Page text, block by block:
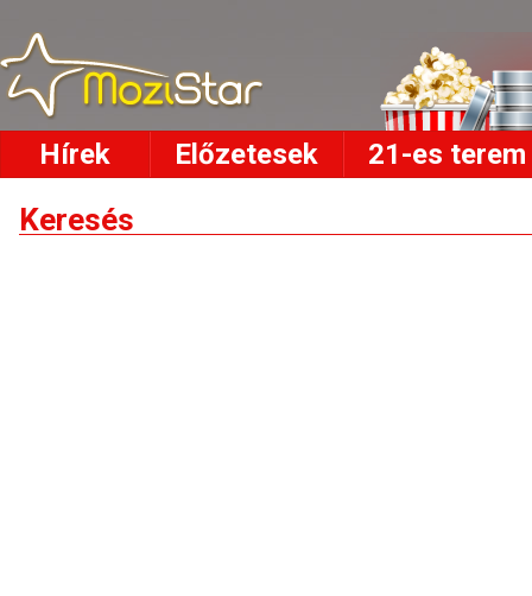
Hírek Előzetesek 21-es terem
Keresés